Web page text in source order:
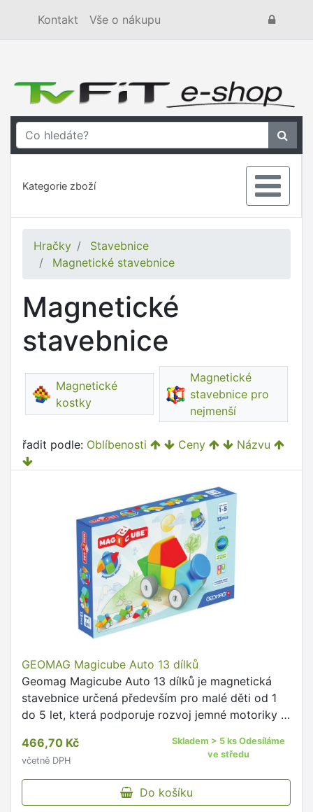
Kontakt Vše o nákupu
Kategorie zboží
Hračky
Stavebnice
Magnetické stavebnice
Magnetické
stavebnice
Magnetické
kostky
Magnetické
stavebnice pro
nejmenší
řadit podle: Oblíbenosti Ceny Názvu
GEOMAG Magicube Auto 13 dílků
Geomag Magicube Auto 13 dílků je magnetická
stavebnice určená především pro malé děti od 1
do 5 let, která podporuje rozvoj jemné motoriky a
466,70 Kč
včetně DPH
Skladem > 5 ks Odesíláme
ve středu
Do košíku